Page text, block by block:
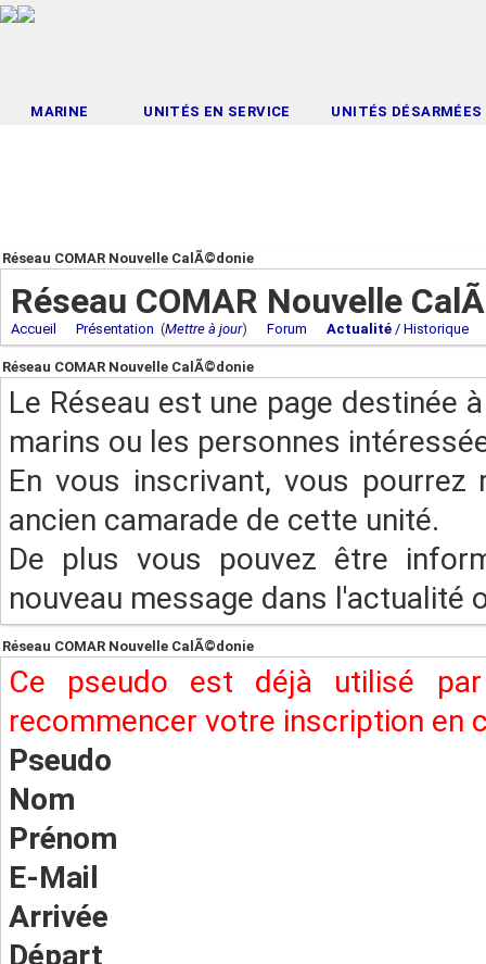
MARINE UNITÉS EN SERVICE UNITÉS DÉSARMÉES
Réseau COMAR Nouvelle CalÃ©donie
Réseau COMAR Nouvelle
Accueil Présentation (Mettre à jour) Forum Actualité / Historique
Réseau COMAR Nouvelle CalÃ©donie
Le Réseau est une page destinée
marins ou les personnes
En vous inscrivant, vous
ancien camarade de cette unité.
De plus vous pouvez être
nouveau message dans l'actualité
Réseau COMAR Nouvelle CalÃ©donie
Ce pseudo est déjà utilisé
recommencer votre inscription en
Pseudo
Nom
Prénom
E-Mail
Arrivée
Départ